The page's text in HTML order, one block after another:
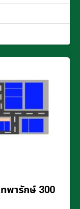
ทพารักษ์ 300